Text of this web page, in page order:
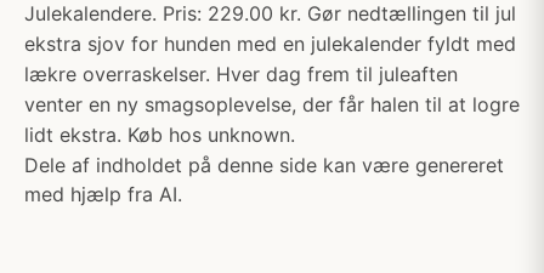
Julekalendere. Pris: 229.00 kr. Gør nedtællingen til jul
ekstra sjov for hunden med en julekalender fyldt med
lækre overraskelser. Hver dag frem til juleaften
venter en ny smagsoplevelse, der får halen til at logre
lidt ekstra. Køb hos unknown.
Dele af indholdet på denne side kan være genereret
med hjælp fra AI.